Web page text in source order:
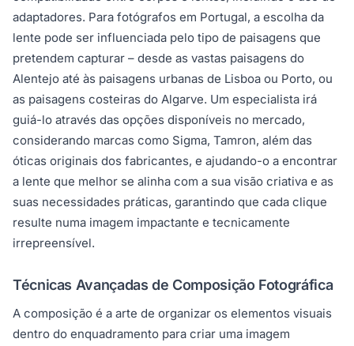
adaptadores. Para fotógrafos em Portugal, a escolha da
lente pode ser influenciada pelo tipo de paisagens que
pretendem capturar – desde as vastas paisagens do
Alentejo até às paisagens urbanas de Lisboa ou Porto, ou
as paisagens costeiras do Algarve. Um especialista irá
guiá-lo através das opções disponíveis no mercado,
considerando marcas como Sigma, Tamron, além das
óticas originais dos fabricantes, e ajudando-o a encontrar
a lente que melhor se alinha com a sua visão criativa e as
suas necessidades práticas, garantindo que cada clique
resulte numa imagem impactante e tecnicamente
irrepreensível.
Técnicas Avançadas de Composição Fotográfica
A composição é a arte de organizar os elementos visuais
dentro do enquadramento para criar uma imagem